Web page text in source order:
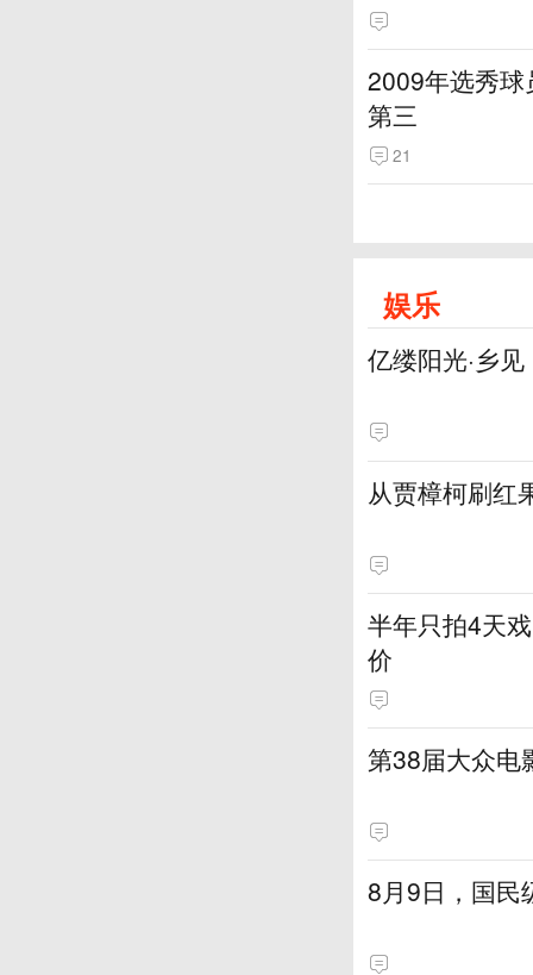
2009年选秀球
第三
21
娱乐
亿缕阳光·乡
从贾樟柯刷红
半年只拍4天
价
第38届大众电
8月9日，国民